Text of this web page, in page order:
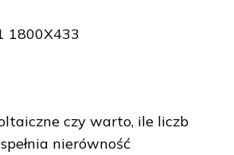
1800X433
czy warto, ile liczb
nierówność